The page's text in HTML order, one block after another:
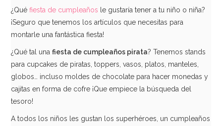
¿Quéfiesta de cumpleaños le gustaría tener a tu niño o niña?
¡Seguro que tenemos los artículos que necesitas para
montarle una fantástica fiesta!
¿Qué tal unafiesta de cumpleaños pirata? Tenemos stands
para cupcakes de piratas, toppers, vasos, platos, manteles,
globos… incluso moldes de chocolate para hacer monedas y
cajitas en forma de cofre ¡Que empiece la búsqueda del
tesoro!
A todos los niños les gustan los superhéroes, un cumpleaños